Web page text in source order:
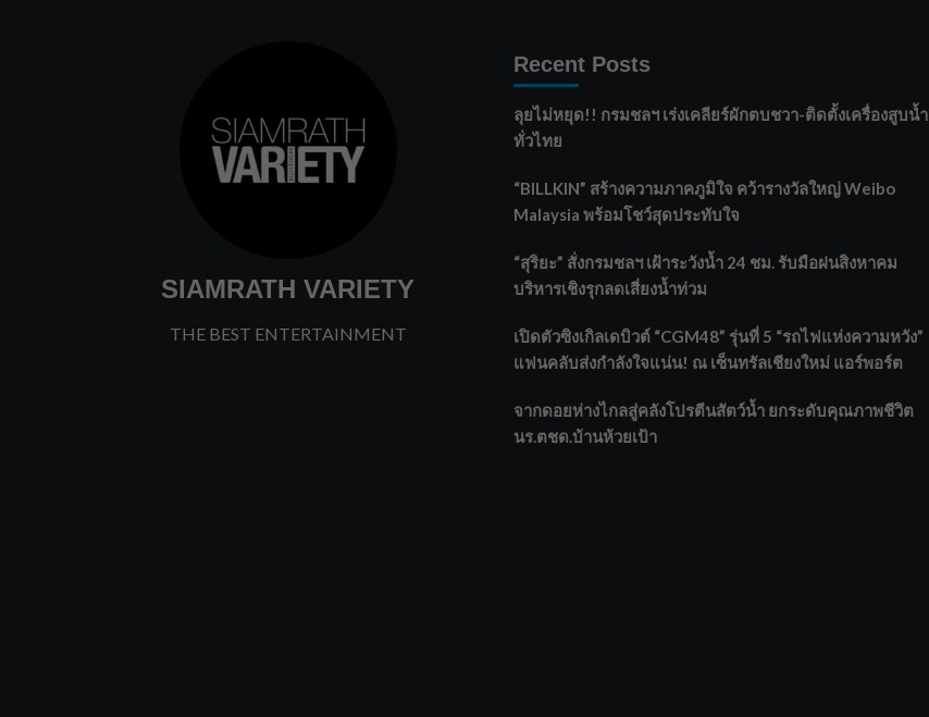
SIAMRATH VARIETY
THE BEST ENTERTAINMENT
Recent Posts
ลุยไม่หยุด!! กรมชลฯ เร่งเคลียร์ผักตบชวา-ติดตั้งเครื่องสูบน้ำ
ทั่วไทย
“BILLKIN” สร้างความภาคภูมิใจ คว้ารางวัลใหญ่ Weibo
Malaysia พร้อมโชว์สุดประทับใจ
“สุริยะ” สั่งกรมชลฯ เฝ้าระวังน้ำ 24 ชม. รับมือฝนสิงหาคม
บริหารเชิงรุกลดเสี่ยงน้ำท่วม
เปิดตัวซิงเกิลเดบิวต์ “CGM48” รุ่นที่ 5 “รถไฟแห่งความหวัง”
แฟนคลับส่งกำลังใจแน่น! ณ เซ็นทรัลเชียงใหม่ แอร์พอร์ต
จากดอยห่างไกลสู่คลังโปรตีนสัตว์น้ำ ยกระดับคุณภาพชีวิต
นร.ตชด.บ้านห้วยเป้า